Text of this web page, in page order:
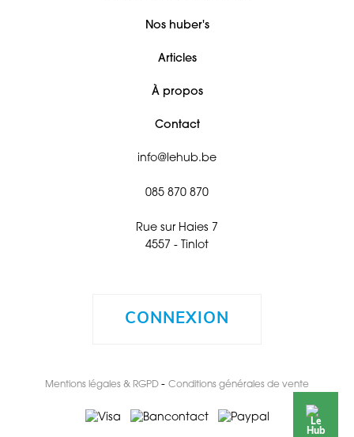
Nos huber's
Articles
À propos
Contact
info@lehub.be
085 870 870
Rue sur Haies 7
4557 - Tinlot
CONNEXION
Mentions légales & RGPD - Conditions générales de vente